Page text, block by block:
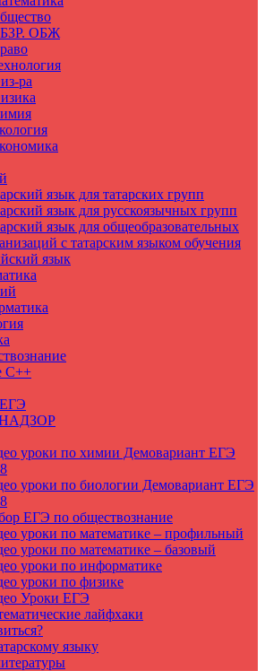
ОБЖ
ра
язык для татарских групп
язык для русскоязычных групп
язык для общеобразовательных
с татарским языком обучения
язык
C++
уроки по химии Демовариант ЕГЭ
уроки по биологии Демовариант ЕГЭ
ЕГЭ по обществознание
уроки по математике – профильный
уроки по математике – базовый
уроки по информатике
уроки по физике
Уроки ЕГЭ
лайфхаки
языку